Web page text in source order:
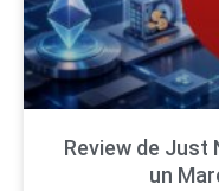
Review de Just
un